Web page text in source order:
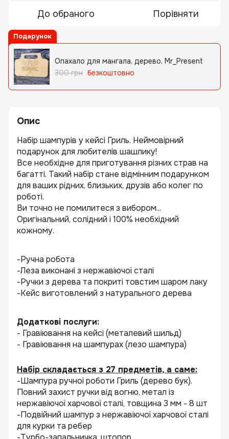
До обраного Порівняти
Подарунок
Опахало для мангала, дерево, Mr_Present
300 грн безкоштовно
Опис
Набір шампурів у кейсі Гриль. Неймовірний
подарунок для любителів шашлику!
Все необхідне для приготування різних страв на
багатті. Такий набір стане відмінним подарунком
для ваших рідних, близьких, друзів або колег по
роботі.
Ви точно не помилитеся з вибором...
Оригінальний, солідний і 100% необхідний
кожному.
-Ручна робота
-Леза виконані з нержавіючої сталі
-Ручки з дерева та покриті товстим шаром лаку
-Кейс виготовлений з натурального дерева
Додаткові послуги:
- Гравіювання на кейсі (металевий шильд)
- Гравіювання на шампурах (лезо шампура)
Набір складається з 27 предметів, а саме:
-Шампура ручної роботи Гриль (дерево бук).
Повний захист ручки від вогню, метал із
нержавіючої харчової сталі, товщина 3 мм - 8 шт
-Подвійний шампур з нержавіючої харчової сталі
для курки та ребер